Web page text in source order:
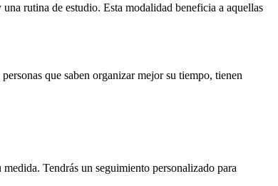
rutina de estudio. Esta modalidad beneficia a aquellas
que saben organizar mejor su tiempo, tienen
Tendrás un seguimiento personalizado para